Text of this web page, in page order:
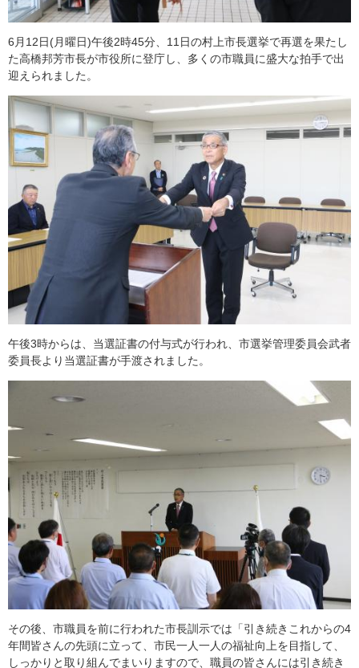
6月12日(月曜日)午後2時45分、11日の村上市長選挙で再選を果たし
た高橋邦芳市長が市役所に登庁し、多くの市職員に盛大な拍手で出
迎えられました。
午後3時からは、当選証書の付与式が行われ、市選挙管理委員会武者
委員長より当選証書が手渡されました。
その後、市職員を前に行われた市長訓示では「引き続きこれからの4
年間皆さんの先頭に立って、市民一人一人の福祉向上を目指して、
しっかりと取り組んでまいりますので、職員の皆さんには引き続き